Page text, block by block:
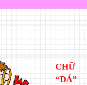
CHỮ
“ĐÁ”